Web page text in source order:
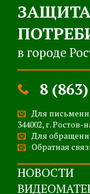
в городе
8
Для
344002, г.
Для
Обратная
НОВОСТИ